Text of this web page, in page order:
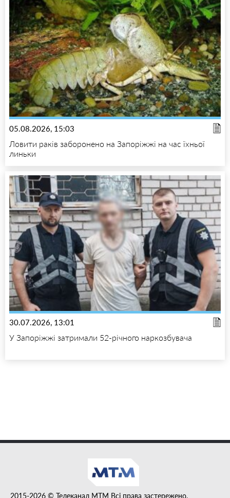
05.08.2026, 15:03
Ловити раків заборонено на Запоріжжі на час їхньої
линьки
30.07.2026, 13:01
У Запоріжжі затримали 52-річного наркозбувача
2015-2026 © Телеканал MTM Всі права застережено.